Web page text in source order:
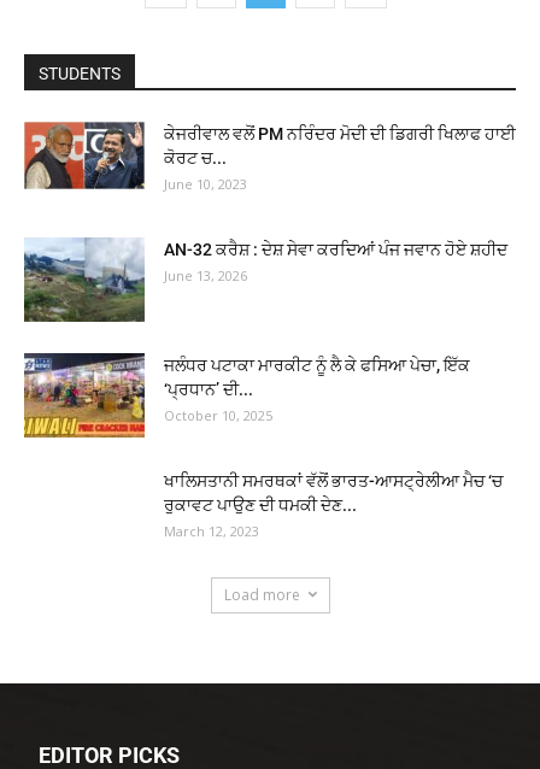
STUDENTS
ਕੇਜਰੀਵਾਲ ਵਲੋਂ PM ਨਰਿੰਦਰ ਮੋਦੀ ਦੀ ਡਿਗਰੀ ਖਿਲਾਫ ਹਾਈ
ਕੋਰਟ ਚ...
June 10, 2023
AN-32 ਕਰੈਸ਼ : ਦੇਸ਼ ਸੇਵਾ ਕਰਦਿਆਂ ਪੰਜ ਜਵਾਨ ਹੋਏ ਸ਼ਹੀਦ
June 13, 2026
ਜਲੰਧਰ ਪਟਾਕਾ ਮਾਰਕੀਟ ਨੂੰ ਲੈ ਕੇ ਫਸਿਆ ਪੇਚਾ, ਇੱਕ
‘ਪ੍ਰਧਾਨ’ ਦੀ...
October 10, 2025
ਖਾਲਿਸਤਾਨੀ ਸਮਰਥਕਾਂ ਵੱਲੋਂ ਭਾਰਤ-ਆਸਟ੍ਰੇਲੀਆ ਮੈਚ ‘ਚ
ਰੁਕਾਵਟ ਪਾਉਣ ਦੀ ਧਮਕੀ ਦੇਣ...
March 12, 2023
Load more
EDITOR PICKS